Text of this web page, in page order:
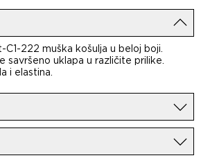
222 muška košulja u beloj boji.
savršeno uklapa u različite prilike.
i elastina.